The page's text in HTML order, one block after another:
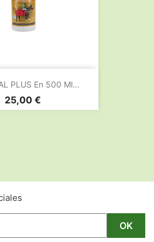
PLUS En 500 Ml...
Prix
25,00 €